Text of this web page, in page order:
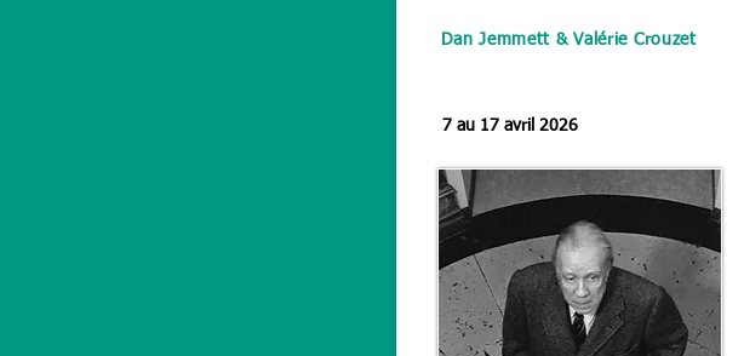
Dan Jemmett & Valérie Crouzet
7 au 17 avril 2026